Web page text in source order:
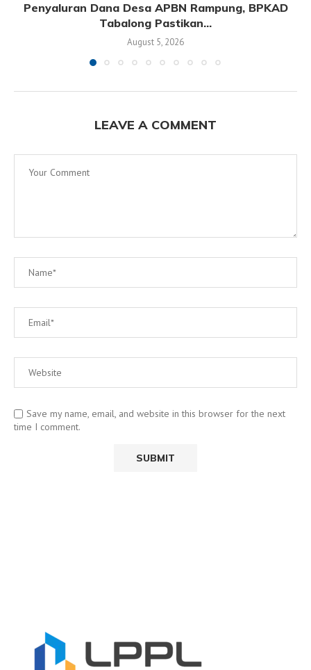
Penyaluran Dana Desa APBN Rampung, BPKAD
Tabalong Pastikan...
August 5, 2026
LEAVE A COMMENT
Save my name, email, and website in this browser for the next
time I comment.